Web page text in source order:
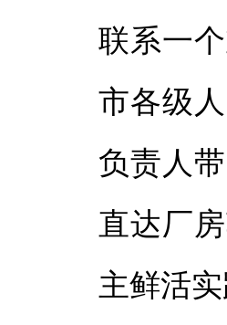
联系一
市各级
负责人
直达厂
主鲜活